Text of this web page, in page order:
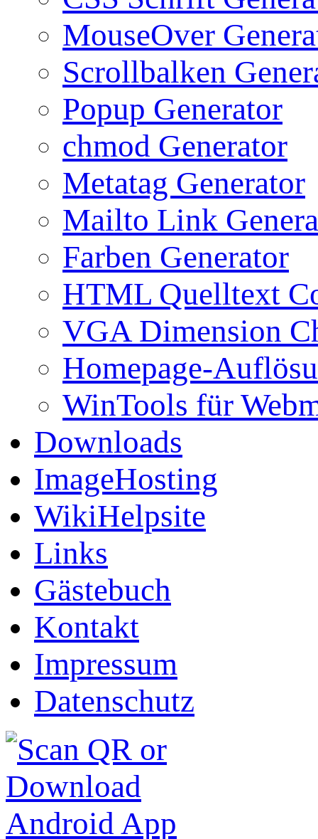
MouseOver
Scrollbalken
Popup Generator
chmod Generator
Metatag Generator
Mailto Link
Farben Generator
HTML Quelltext
VGA Dimension
Homepage-
WinTools für
Downloads
ImageHosting
WikiHelpsite
Links
Gästebuch
Kontakt
Impressum
Datenschutz